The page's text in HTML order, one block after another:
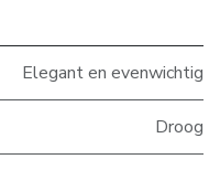
Elegant en evenwichtig
Droog